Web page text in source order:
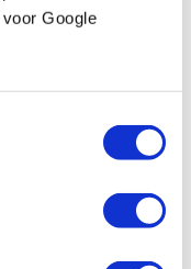
Google
Ø 19 mm